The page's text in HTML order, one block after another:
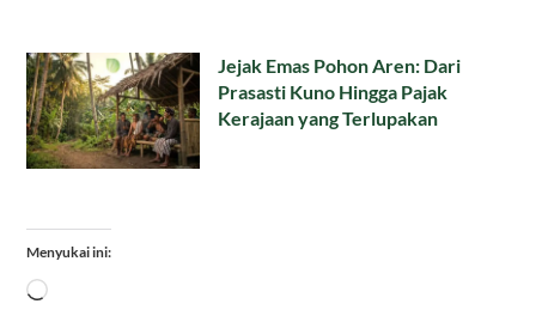
Jejak Emas Pohon Aren: Dari
Prasasti Kuno Hingga Pajak
Kerajaan yang Terlupakan
Menyukai ini:
Memuat...